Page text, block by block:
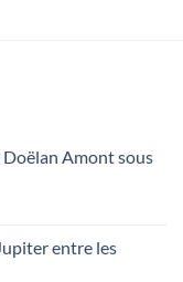
Doëlan Amont sous
entre les